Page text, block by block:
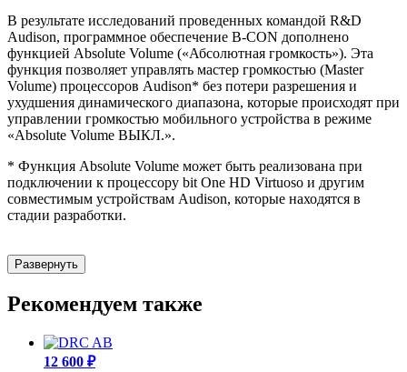
В результате исследований проведенных командой R&D
Audison, программное обеспечение B-CON дополнено
функцией Absolute Volume («Абсолютная громкость»). Эта
функция позволяет управлять мастер громкостью (Master
Volume) процессоров Audison* без потери разрешения и
ухудшения динамического диапазона, которые происходят при
управлении громкостью мобильного устройства в режиме
«Absolute Volume ВЫКЛ.».
* Функция Absolute Volume может быть реализована при
подключении к процессору bit One HD Virtuoso и другим
совместимым устройствам Audison, которые находятся в
стадии разработки.
Развернуть
Рекомендуем также
12 600 ₽